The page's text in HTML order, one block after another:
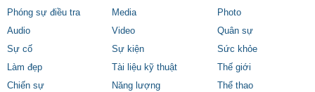
Phóng sự điều tra
Media
Photo
Audio
Video
Quân sự
Sự cố
Sự kiện
Sức khỏe
Làm đẹp
Tài liệu kỹ thuật
Thế giới
Chiến sự
Năng lượng
Thể thao